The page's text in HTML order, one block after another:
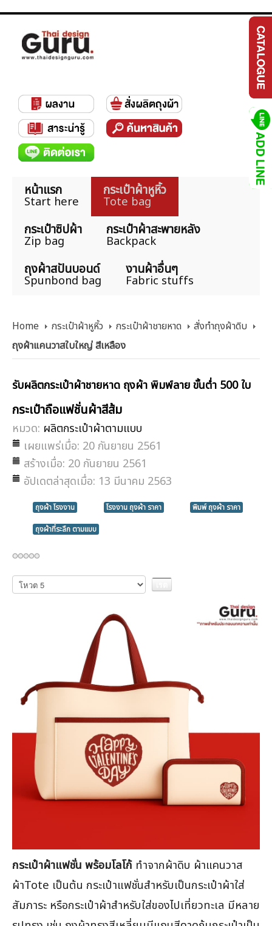
หน้าแรก
Start here
กระเป๋าผ้าหูหิ้ว
Tote bag
กระเป๋าซิปผ้า
Zip bag
กระเป๋าผ้าสะพายหลัง
Backpack
ถุงผ้าสปันบอนด์
Spunbond bag
งานผ้าอื่นๆ
Fabric stuffs
Home กระเป๋าผ้าหูหิ้ว กระเป๋าผ้าชายหาด
สั่งทำถุงผ้าดิบ
ถุงผ้าแคนวาสใบใหญ่ สีเหลือง
รับผลิตกระเป๋าผ้าชายหาด ถุงผ้า พิมพ์ลาย ขั้นต่ำ 500 ใบ
กระเป๋าถือแฟชั่นผ้าสีส้ม
หมวด: ผลิตกระเป๋าผ้าตามแบบ
เผยแพร่เมื่อ: 20 กันยายน 2561
สร้างเมื่อ: 20 กันยายน 2561
อัปเดตล่าสุดเมื่อ: 13 มีนาคม 2563
ถุงผ้า โรงงาน โรงงาน ถุงผ้า ราคา
พิมพ์ ถุงผ้า ราคา
ถุงผ้าที่ระลึก ตามแบบ
กรุณา
ให้
กระเป๋าผ้าแฟชั่น พร้อมโลโก้ ทำจากผ้าดิบ ผ้าแคนวาส
ผ้าTote เป็นต้น กระเป๋าแฟชั่นสำหรับเป็นกระเป๋าผ้าใส่
สัมภาระ หรือกระเป๋าผ้าสำหรับใส่ของไปเที่ยวทะเล มีหลาย